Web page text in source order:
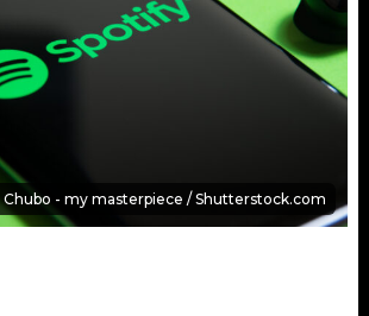
Chubo - my masterpiece / Shutterstock.com